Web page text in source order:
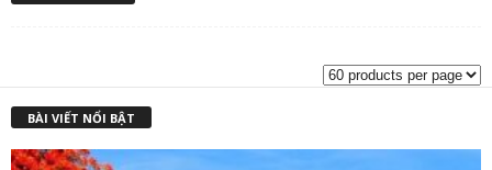
BÀI VIẾT NỔI BẬT